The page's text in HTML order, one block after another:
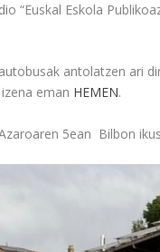
“Euskal Eskola
antolatzen ari
eman HEMEN.
5ean Bilbon